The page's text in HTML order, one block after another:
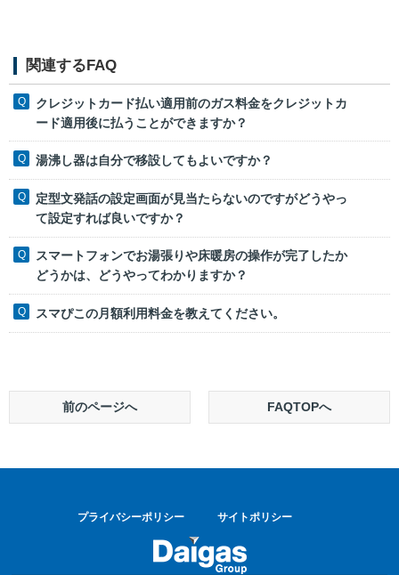
関連するFAQ
クレジットカード払い適用前のガス料金をクレジットカ
ード適用後に払うことができますか？
湯沸し器は自分で移設してもよいですか？
定型文発話の設定画面が見当たらないのですがどうやっ
て設定すれば良いですか？
スマートフォンでお湯張りや床暖房の操作が完了したか
どうかは、どうやってわかりますか？
スマぴこの月額利用料金を教えてください。
前のページへ FAQTOPへ
プライバシーポリシー サイトポリシー